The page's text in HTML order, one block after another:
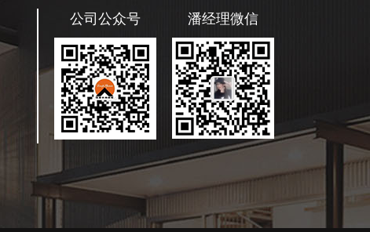
公司公众号 潘经理微信